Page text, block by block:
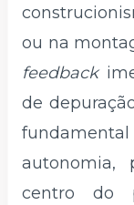
ou na
feedback
de
autonomia,
centro do